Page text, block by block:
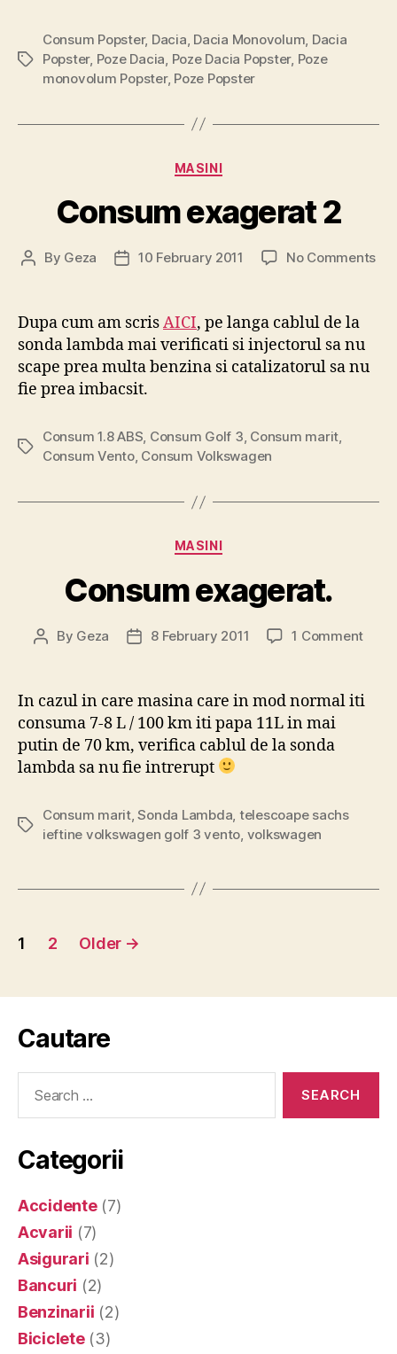
Tags
Consum Popster, Dacia Dacia Monovolum Dacia
Popster, Poze Dacia Poze Dacia Popster, Poze
monovolum Popster, Poze Popster
Categories
MASINI
Consum exagerat 2
Post
By Geza
Post10 February 2011 No Commentson
Dupa cum am scrisAICI, pe langa cablul de la
sonda lambda mai verificati si injectorul sa nu
scape prea multa benzina si catalizatorul sa nu
fie prea imbacsit.
Tags
Consum 1.8 ABS, Consum Golf 3, Consum marit,
Consum Vento, Consum Volkswagen
Categories
MASINI
Consum exagerat.
Post
By Geza
Post8 February 2011 1 Commenton
In cazul in care masina care in mod normal iti
consuma 7-8 L / 100 km iti papa 11L in mai
putin de 70 km, verifica cablul de la sonda
lambda sa nu fie intrerupt
Tags
Consum marit,Sonda Lambda telescoape sachs
ieftine volkswagen golf 3 vento volkswagen
Posts
1 2 Older →
Cautare
Categorii
Accidente(7)
Acvarii (7)
Asigurari (2)
Bancuri (2)
Benzinarii (2)
Biciclete(3)